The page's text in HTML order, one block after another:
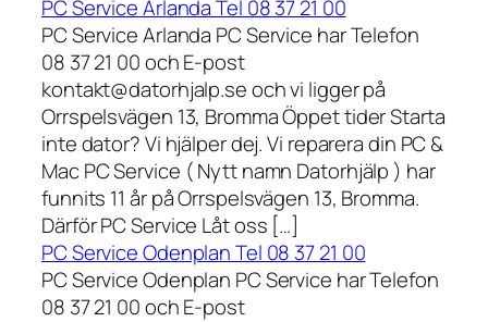
PC Service Arlanda Tel 08 37 21 00
PC Service Arlanda PC Service har Telefon
08 37 21 00 och E-post
kontakt@datorhjalp.se och vi ligger på
Orrspelsvägen 13, Bromma Öppet tider Starta
inte dator? Vi hjälper dej. Vi reparera din PC &
Mac PC Service ( Nytt namn Datorhjälp ) har
funnits 11 år på Orrspelsvägen 13, Bromma.
Därför PC Service Låt oss […]
PC Service Odenplan Tel 08 37 21 00
PC Service Odenplan PC Service har Telefon
08 37 21 00 och E-post